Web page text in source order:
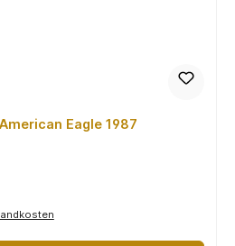
Eagle 1987